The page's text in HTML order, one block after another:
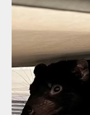
▼從原po分享的
雞，大約9點半
放辣椒、蒜頭。
以加錢多點蒜頭
字，取餐時獲得
覺得這件事很好